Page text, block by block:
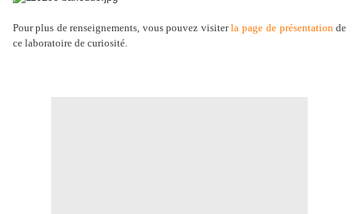
Pour plus de renseignements, vous pouvez visiterla page de présentationde
ce laboratoire de curiosité.